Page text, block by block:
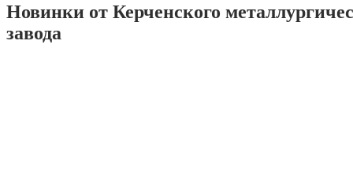
Новинки от Керченского
завода